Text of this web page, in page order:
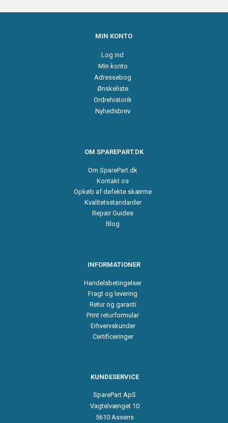
MIN KONTO
Log ind
Min konto
Adressebog
Ønskeliste
Ordrehistorik
Nyhedsbrev
OM SPAREPART.DK
Om SparePart.dk
Kontakt os
Opkøb af defekte skærme
Kvalitetsstandarder
Repair Guides
Blog
INFORMATIONER
Handelsbetingelser
Fragt og levering
Retur og garanti
Print returformular
Erhvervskunder
Certificeringer
KUNDESERVICE
SparePart ApS
Vagtelvænget 10
5610 Assens